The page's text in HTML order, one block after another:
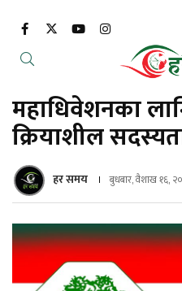
महाधिवेशनका
क्रियाशील
हर समय बुधबार, वैशाख १६,